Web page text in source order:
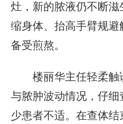
灶，新的脓液仍不断
缩身体、抬高手臂规
备受煎熬。
楼丽华主任轻柔
与脓肿波动情况，仔
少患者不适。在查体